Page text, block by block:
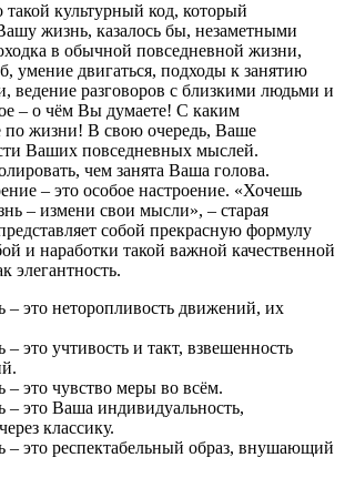
такой культурный код, который
жизнь, казалось бы, незаметными
в обычной повседневной жизни,
умение двигаться, подходы к занятию
ведение разговоров с близкими людьми и
– о чём Вы думаете! С каким
по жизни! В свою очередь, Ваше
Ваших повседневных мыслей.
чем занята Ваша голова.
– это особое настроение. «Хочешь
– измени свои мысли», – старая
собой прекрасную формулу
и наработки такой важной качественной
элегантность.
– это неторопливость движений, их
– это учтивость и такт, взвешенность
– это чувство меры во всём.
– это Ваша индивидуальность,
классику.
– это респектабельный образ, внушающий